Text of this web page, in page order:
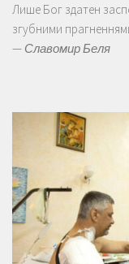
Лише Бог здатен
згубними
— Славомир Беля